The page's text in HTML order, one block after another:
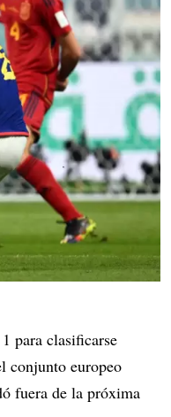
para clasificarse
conjunto europeo
fuera de la próxima